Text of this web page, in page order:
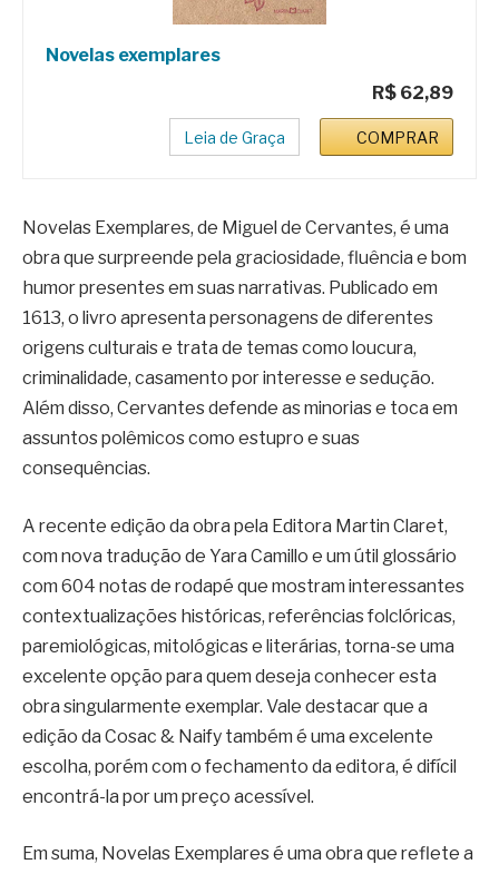
Novelas exemplares
R$ 62,89
Leia de Graça COMPRAR
Novelas Exemplares, de Miguel de Cervantes, é uma
obra que surpreende pela graciosidade, fluência e bom
humor presentes em suas narrativas. Publicado em
1613, o livro apresenta personagens de diferentes
origens culturais e trata de temas como loucura,
criminalidade, casamento por interesse e sedução.
Além disso, Cervantes defende as minorias e toca em
assuntos polêmicos como estupro e suas
consequências.
A recente edição da obra pela Editora Martin Claret,
com nova tradução de Yara Camillo e um útil glossário
com 604 notas de rodapé que mostram interessantes
contextualizações históricas, referências folclóricas,
paremiológicas, mitológicas e literárias, torna-se uma
excelente opção para quem deseja conhecer esta
obra singularmente exemplar. Vale destacar que a
edição da Cosac & Naify também é uma excelente
escolha, porém com o fechamento da editora, é difícil
encontrá-la por um preço acessível.
Em suma, Novelas Exemplares é uma obra que reflete a